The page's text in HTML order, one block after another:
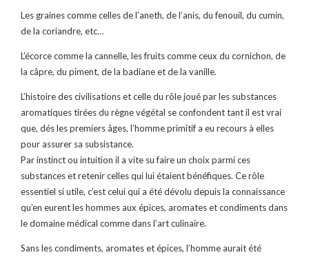
Les graines comme celles de l’aneth, de l’anis, du fenouil, du cumin,
de la coriandre, etc…
L’écorce comme la cannelle, les fruits comme ceux du cornichon, de
la câpre, du piment, de la badiane et de la vanille.
L’histoire des civilisations et celle du rôle joué par les substances
aromatiques tirées du règne végétal se confondent tant il est vrai
que, dés les premiers âges, l’homme primitif a eu recours à elles
pour assurer sa subsistance.
Par instinct ou intuition il a vite su faire un choix parmi ces
substances et retenir celles qui lui étaient bénéfiques. Ce rôle
essentiel si utile, c’est celui qui a été dévolu depuis la connaissance
qu’en eurent les hommes aux épices, aromates et condiments dans
le domaine médical comme dans l’art culinaire.
Sans les condiments, aromates et épices, l’homme aurait été